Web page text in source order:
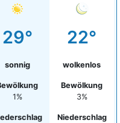
29°
sonnig
1%
22°
wolkenlos
Bewölkung
3%
Niederschlag